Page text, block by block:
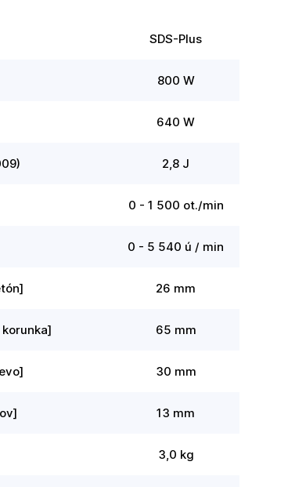
SDS-Plus
800 W
640 W
2,8 J
0 - 1 500 ot./min
0 - 5 540 ú / min
26 mm
65 mm
30 mm
13 mm
3,0 kg